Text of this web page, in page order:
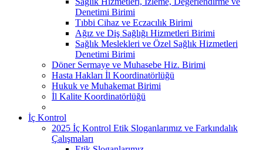
Denetimi Birimi
Tıbbi Cihaz ve Eczacılık Birimi
Ağız ve Diş Sağlığı Hizmetleri Birimi
Sağlık Meslekleri ve Özel Sağlık Hizmetleri
Denetimi Birimi
Döner Sermaye ve Muhasebe Hiz. Birimi
Hasta Hakları İl Koordinatörlüğü
Hukuk ve Muhakemat Birimi
İl Kalite Koordinatörlüğü
İç Kontrol
2025 İç Kontrol Etik Sloganlarımız ve Farkındalık
Çalışmaları